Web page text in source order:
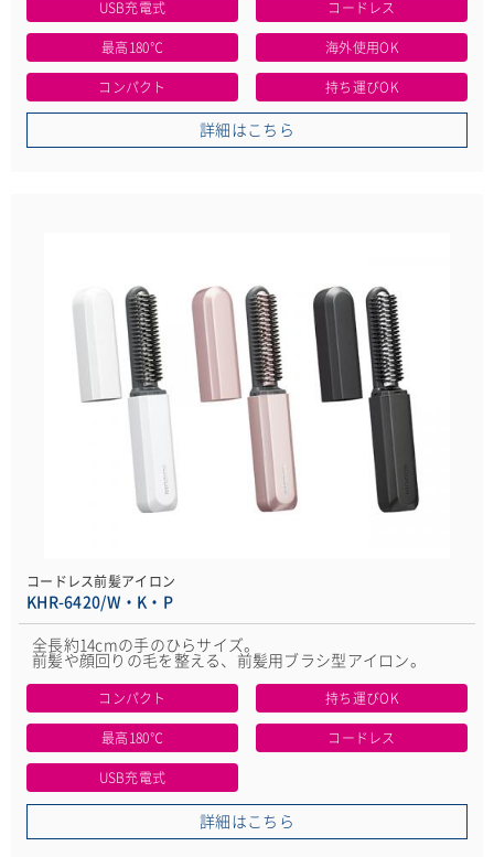
USB充電式 コードレス
最高180℃ 海外使用OK
コンパクト 持ち運びOK
詳細はこちら
コードレス前髪アイロン
KHR-6420/W・K・P
全長約14cmの手のひらサイズ。
前髪や顔回りの毛を整える、前髪用ブラシ型アイロン。
コンパクト 持ち運びOK
最高180℃ コードレス
USB充電式
詳細はこちら